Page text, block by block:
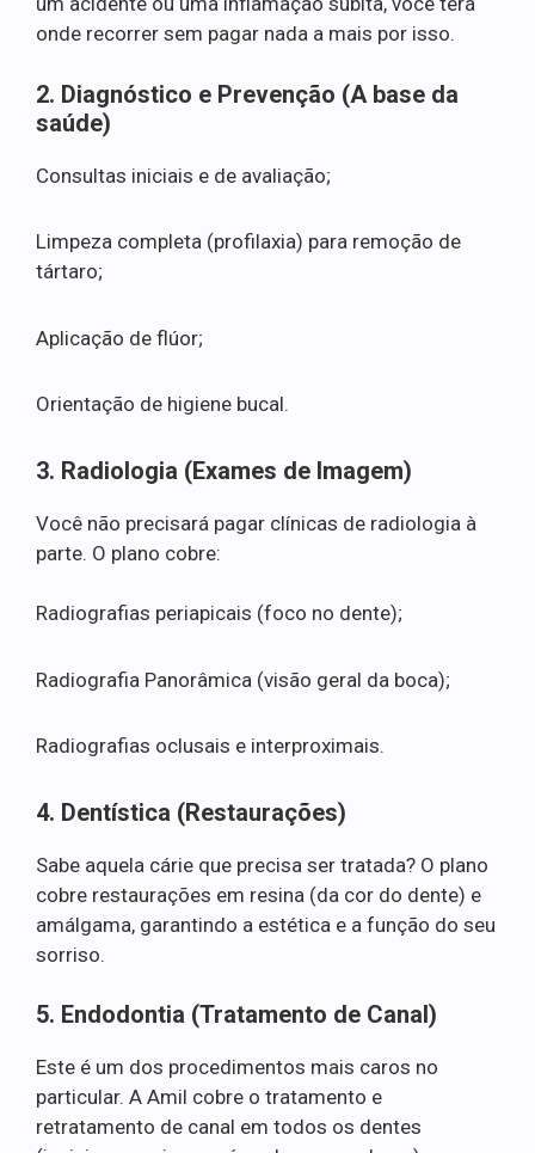
onde recorrer sem pagar nada a mais por isso.
2. Diagnóstico e Prevenção (A base da
saúde)
Consultas iniciais e de avaliação;
Limpeza completa (profilaxia) para remoção de
tártaro;
Aplicação de flúor;
Orientação de higiene bucal.
3. Radiologia (Exames de Imagem)
Você não precisará pagar clínicas de radiologia à
parte. O plano cobre:
Radiografias periapicais (foco no dente);
Radiografia Panorâmica (visão geral da boca);
Radiografias oclusais e interproximais.
4. Dentística (Restaurações)
Sabe aquela cárie que precisa ser tratada? O plano
cobre restaurações em resina (da cor do dente) e
amálgama, garantindo a estética e a função do seu
sorriso.
5. Endodontia (Tratamento de Canal)
Este é um dos procedimentos mais caros no
particular. A Amil cobre o tratamento e
retratamento de canal em todos os dentes